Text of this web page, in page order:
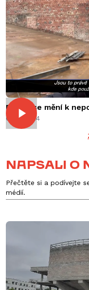
REPRE se mění k
09.12.2024
Napsali o
Přečtěte si a podívejte
médií.